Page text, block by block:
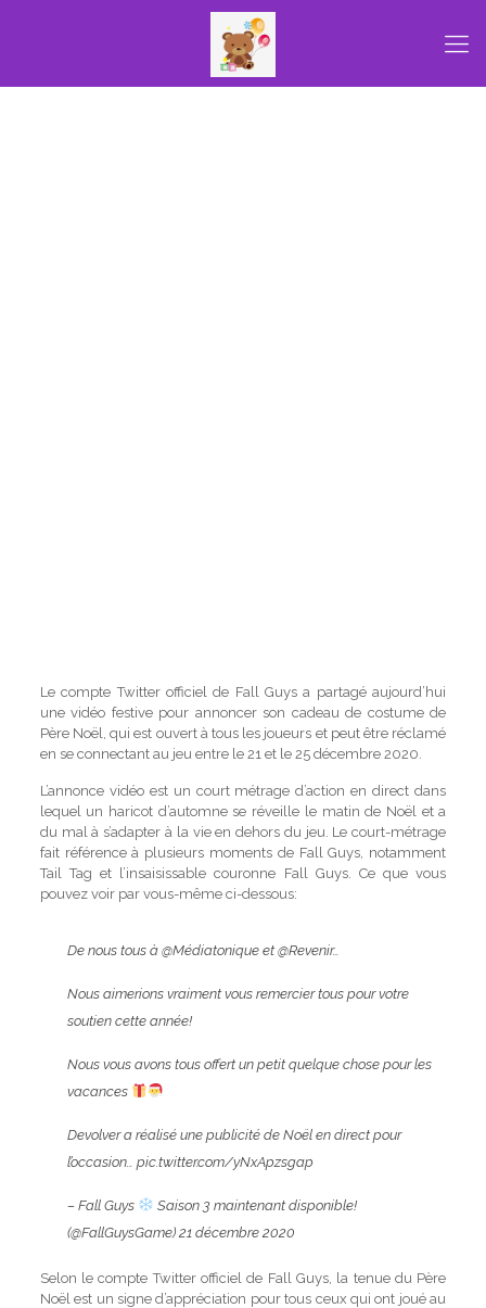
Le compte Twitter officiel de Fall Guys a partagé aujourd’hui
une vidéo festive pour annoncer son cadeau de costume de
Père Noël, qui est ouvert à tous les joueurs et peut être réclamé
en se connectant au jeu entre le 21 et le 25 décembre 2020.
L’annonce vidéo est un court métrage d’action en direct dans
lequel un haricot d’automne se réveille le matin de Noël et a
du mal à s’adapter à la vie en dehors du jeu. Le court-métrage
fait référence à plusieurs moments de Fall Guys, notamment
Tail Tag et l’insaisissable couronne Fall Guys. Ce que vous
pouvez voir par vous-même ci-dessous:
De nous tous à @Médiatoniqueet @Revenir…
Nous aimerions vraiment vous remercier tous pour votre
soutien cette année!
Nous vous avons tous offert un petit quelque chose pour les
vacances
Devolver a réalisé une publicité de Noël en direct pour
l’occasion… pic.twitter.com/yNxApzsgap
– Fall Guys
Saison 3 maintenant disponible!
(@FallGuysGame) 21 décembre 2020
Selon le compte Twitter officiel de Fall Guys, la tenue du Père
Noël est un signe d’appréciation pour tous ceux qui ont joué au